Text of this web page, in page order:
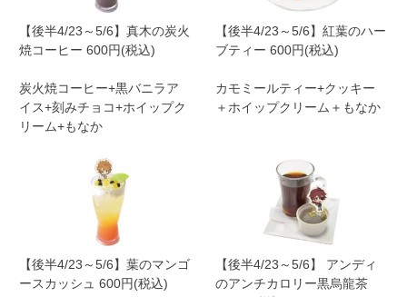
【後半4/23～5/6】真木の炭火
焼コーヒー 600円(税込)
炭火焼コーヒー+黒バニラア
イス+刻みチョコ+ホイップク
リーム+もなか
【後半4/23～5/6】紅葉のハー
ブティー 600円(税込)
カモミールティー+クッキー
＋ホイップクリーム＋もなか
【後半4/23～5/6】葉のマンゴ
ースカッシュ 600円(税込)
【後半4/23～5/6】 アンディ
のアンチカロリー黒烏龍茶